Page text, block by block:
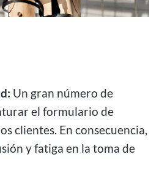
Un gran número de
el formulario de
clientes. En consecuencia,
y fatiga en la toma de